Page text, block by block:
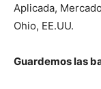
Aplicada,
Ohio, EE.UU.
Guardemos las